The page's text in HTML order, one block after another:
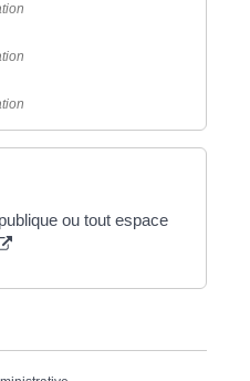
ou tout espace